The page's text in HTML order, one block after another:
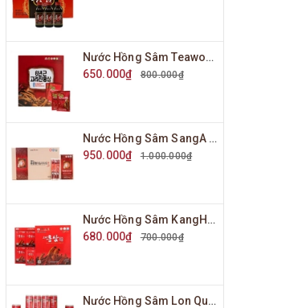
Nước Hồng Sâm Teawong Hàn Quốc Hộp 30 Gói x 70ml
650.000₫
800.000₫
Nước Hồng Sâm SangA Người Lớn Hộp 30 Gói x 10ml
950.000₫
1.000.000₫
Nước Hồng Sâm KangHwa Hàn Quốc Hộp 30 Gói x 70ml
680.000₫
700.000₫
Nước Hồng Sâm Lon Queen Bin Hàn Quốc Hộp 30 Lon x 175ml